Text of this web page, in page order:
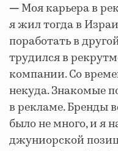
— Моя карьера в
я жил тогда в
поработать в
трудился в
компании. Со
некуда. Знакомые
в рекламе. Бренды
было не много, и я
джуниорской